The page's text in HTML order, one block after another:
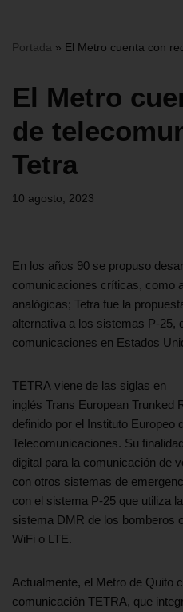
Portada » El Metro cuenta con
El Metro
de
Tetra
10 agosto, 2023
En los años 90 se propuso
comunicaciones críticas, como
analógicas; Tetra fue la
alternativa a los sistemas P-25,
comunicaciones en Estados
TETRA viene de las siglas en
inglés Trans European Trunked
definido por el Instituto Europeo
Telecomunicaciones. Su
digital para la comunicación de
con otros sistemas de
con el sistema P-25 que utiliza
sistema DMR de los bomberos
WiFi o LTE.
Actualmente, el Metro de Quito
comunicación TETRA, que